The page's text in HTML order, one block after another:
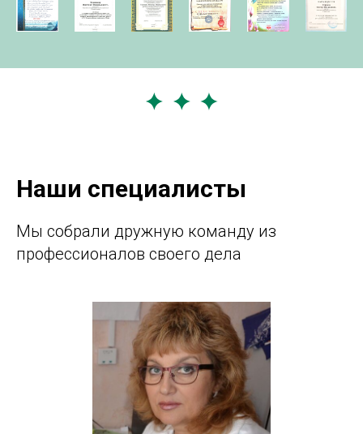
Наши специалисты
Мы собрали дружную команду из
профессионалов своего дела